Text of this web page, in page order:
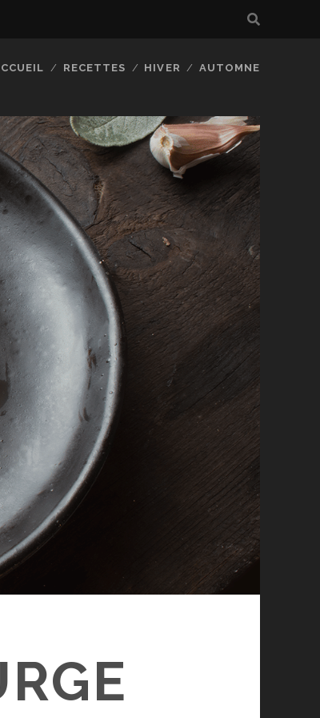
RECETTES HIVER AUTOMNE